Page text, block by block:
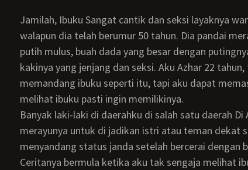
Jamilah, Ibuku Sangat cantik dan seksi layaknya wanita di bawah umur 30 tahunan
walapun dia telah berumur 50 tahun. Dia pandai
putih mulus, buah dada yang besar dengan
kakinya yang jenjang dan seksi. Aku Azhar 22
memandang ibuku seperti itu, tapi aku dapat
melihat ibuku pasti ingin memilikinya.
Banyak laki-laki di daerahku di salah satu daerah Di Aceh Timur, yang mencoba
merayunya untuk di jadikan istri atau teman dekat
menyandang status janda setelah bercerai dengan
Ceritanya bermula ketika aku tak sengaja melihat ibuku setengah bugil, ketika tanpa